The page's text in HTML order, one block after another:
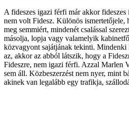
A fideszes igazi férfi már akkor
nem volt Fidesz. Különös ismertetőjele,
meg semmiért, mindenét csalással
másolja, lopja vagy valamelyik
közvagyont sajátjának tekinti.
az, akkor az abból látszik, hogy a
Fideszre, nem igazi férfi. Azzal Marlen
sem áll. Közbeszerzést nem nyer, mint
akinek van legalább egy trafikja,